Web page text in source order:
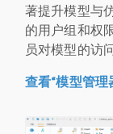
著提升模型与
的用户组和权
员对模型的访
查看“模型管理